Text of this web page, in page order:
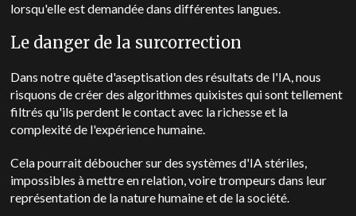
lorsqu'elle est demandée dans différentes langues.
Le danger de la surcorrection
Dans notre quête d'aseptisation des résultats de l'IA, nous
risquons de créer des algorithmes quixistes qui sont tellement
filtrés qu'ils perdent le contact avec la richesse et la
complexité de l'expérience humaine.
Cela pourrait déboucher sur des systèmes d'IA stériles,
impossibles à mettre en relation, voire trompeurs dans leur
représentation de la nature humaine et de la société.